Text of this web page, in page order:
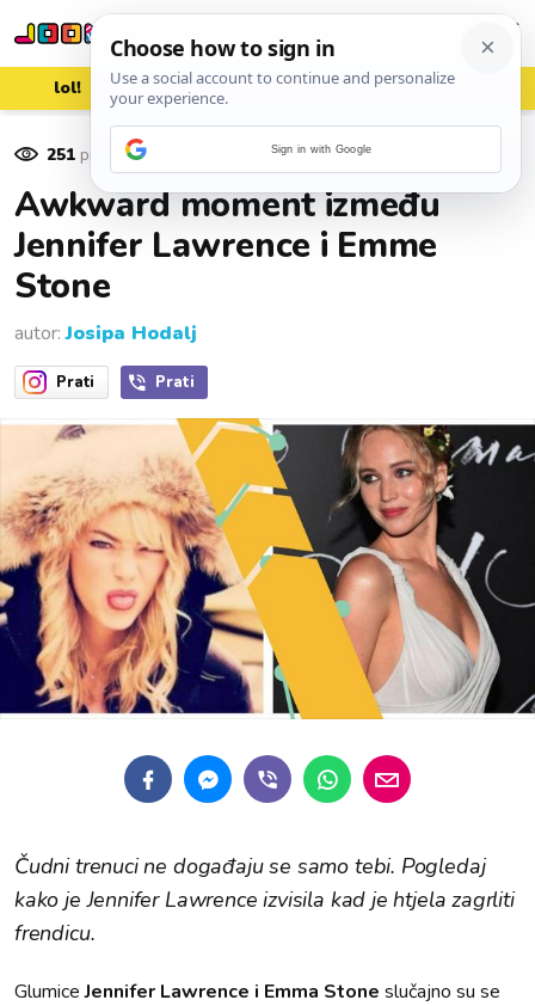
lol! aww vrh! woot?!
251 pregleda
Awkward moment između
Jennifer Lawrence i Emme
Stone
autor:Josipa Hodalj
Prati Prati
Čudni trenuci ne događaju se samo tebi. Pogledaj
kako je Jennifer Lawrence izvisila kad je htjela zagrliti
frendicu.
GlumiceJennifer Lawrence i Emma Stone slučajno su se
Sign in with Google